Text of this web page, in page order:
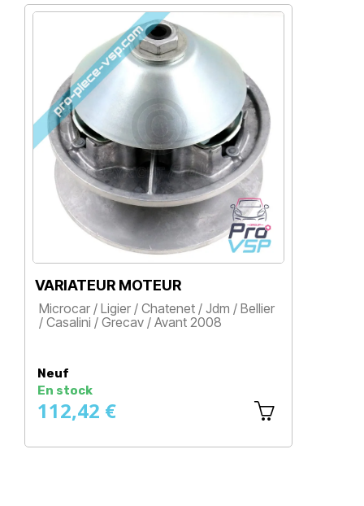
VARIATEUR MOTEUR
Microcar / Ligier / Chatenet / Jdm / Bellier
/ Casalini / Grecav / Avant 2008
En stock
112,42 €